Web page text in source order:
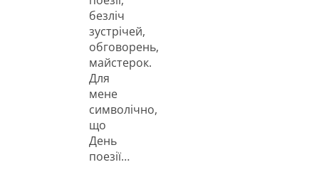
безліч
зустрічей,
обговорень,
майстерок.
Для
мене
символічно,
що
День
поезії…